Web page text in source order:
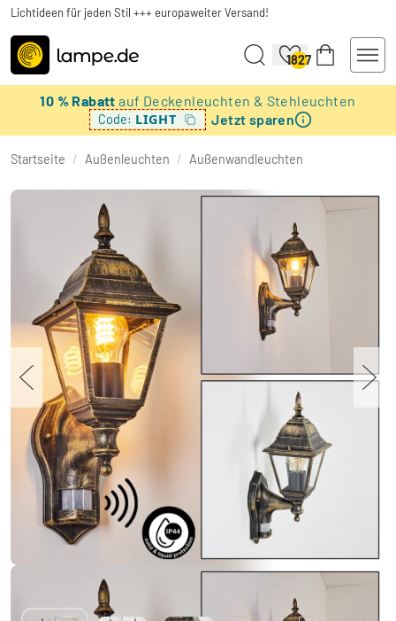
Lichtideen für jeden Stil +++ europaweiter Versand!
1827
10 % Rabattauf Deckenleuchten & Stehleuchten
Code: LIGHT Jetzt sparen
Startseite / Außenleuchten / Außenwandleuchten